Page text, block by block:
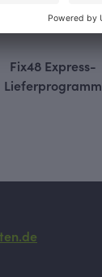
Fix48 Express-
Lieferprogramm